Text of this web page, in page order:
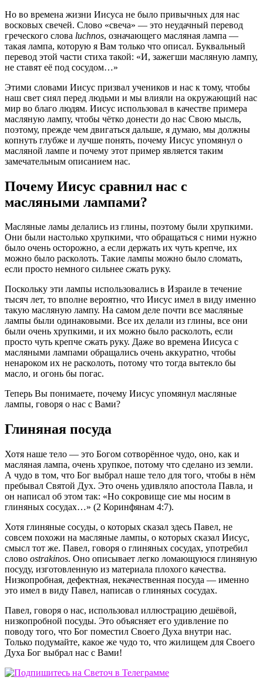
Но во времена жизни Иисуса не было привычных для нас
восковых свечей. Слово «свеча» — это неудачный перевод
греческого слова luchnos, означающего масляная лампа —
такая лампа, которую я Вам только что описал. Буквальный
перевод этой части стиха такой: «И, зажегши масляную лампу,
не ставят её под сосудом…»
Этими словами Иисус призвал учеников и нас к тому, чтобы
наш свет сиял перед людьми и мы влияли на окружающий нас
мир во благо людям. Иисус использовал в качестве примера
масляную лампу, чтобы чётко донести до нас Свою мысль,
поэтому, прежде чем двигаться дальше, я думаю, мы должны
копнуть глубже и лучше понять, почему Иисус упомянул о
масляной лампе и почему этот пример является таким
замечательным описанием нас.
Почему Иисус сравнил нас с
масляными лампами?
Масляные ламы делались из глины, поэтому были хрупкими.
Они были настолько хрупкими, что обращаться с ними нужно
было очень осторожно, а если держать их чуть крепче, их
можно было расколоть. Такие лампы можно было сломать,
если просто немного сильнее сжать руку.
Поскольку эти лампы использовались в Израиле в течение
тысяч лет, то вполне вероятно, что Иисус имел в виду именно
такую масляную лампу. На самом деле почти все масляные
лампы были одинаковыми. Все их делали из глины, все они
были очень хрупкими, и их можно было расколоть, если
просто чуть крепче сжать руку. Даже во времена Иисуса с
масляными лампами обращались очень аккуратно, чтобы
ненароком их не расколоть, потому что тогда вытекло бы
масло, и огонь бы погас.
Теперь Вы понимаете, почему Иисус упомянул масляные
лампы, говоря о нас с Вами?
Глиняная посуда
Хотя наше тело — это Богом сотворённое чудо, оно, как и
масляная лампа, очень хрупкое, потому что сделано из земли.
А чудо в том, что Бог выбрал наше тело для того, чтобы в нём
пребывал Святой Дух. Это очень удивляло апостола Павла, и
он написал об этом так: «Но сокровище сие мы носим в
глиняных сосудах…» (2 Коринфянам 4:7).
Хотя глиняные сосуды, о которых сказал здесь Павел, не
совсем похожи на масляные лампы, о которых сказал Иисус,
смысл тот же. Павел, говоря о глиняных сосудах, употребил
слово ostrakinos. Оно описывает легко ломающуюся глиняную
посуду, изготовленную из материала плохого качества.
Низкопробная, дефектная, некачественная посуда — именно
это имел в виду Павел, написав о глиняных сосудах.
Павел, говоря о нас, использовал иллюстрацию дешёвой,
низкопробной посуды. Это объясняет его удивление по
поводу того, что Бог поместил Своего Духа внутри нас.
Только подумайте, какое же чудо то, что жилищем для Своего
Духа Бог выбрал нас с Вами!